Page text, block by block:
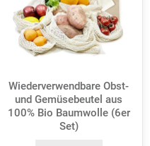
Wiederverwendbare Obst-
und Gemüsebeutel aus
100% Bio Baumwolle (6er
Set)